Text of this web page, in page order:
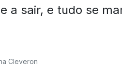
a sair, e tudo se
Cleveron